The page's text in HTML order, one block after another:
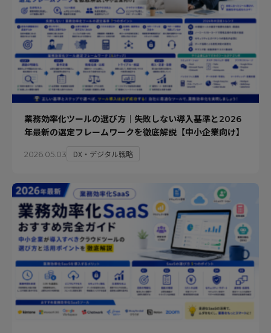
業務効率化ツールの選び方｜失敗しない導入基準と2026
年最新の選定フレームワークを徹底解説【中小企業向け】
2026.05.03 DX・デジタル戦略